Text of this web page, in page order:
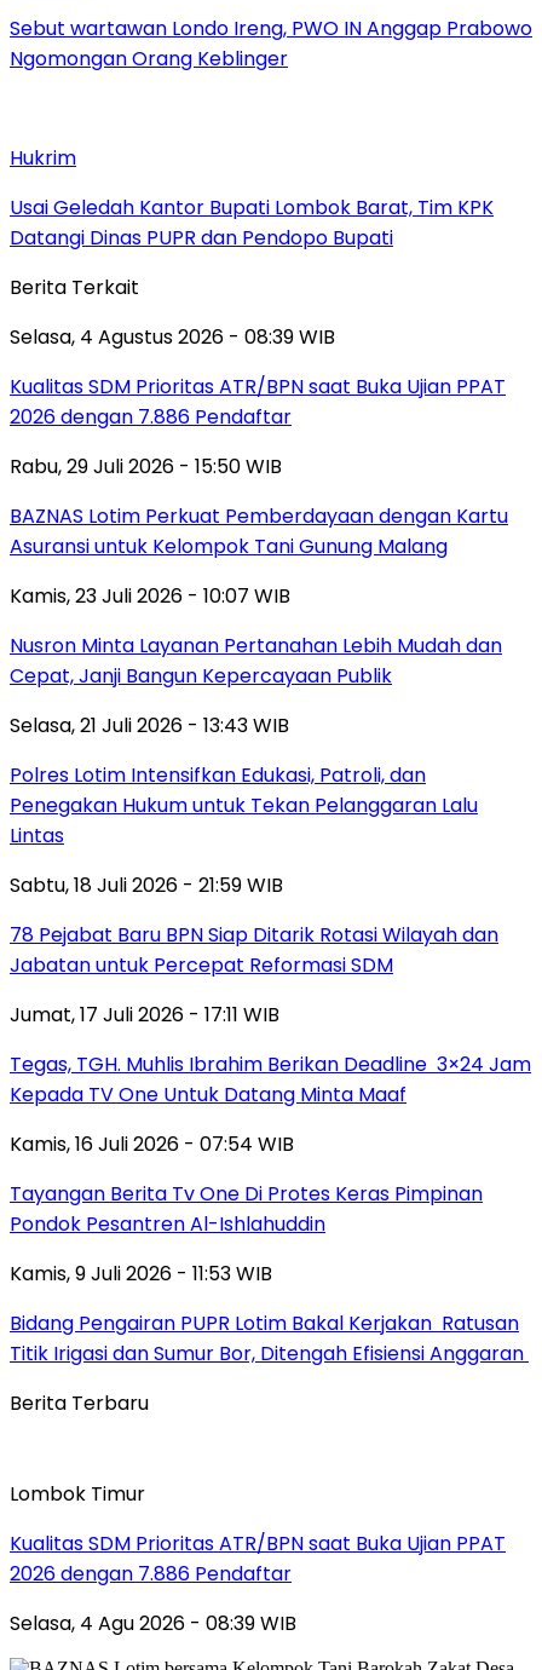
Sebut wartawan Londo Ireng, PWO IN Anggap Prabowo
Ngomongan Orang Keblinger
Hukrim
Usai Geledah Kantor Bupati Lombok Barat, Tim KPK
Datangi Dinas PUPR dan Pendopo Bupati
Berita Terkait
Selasa, 4 Agustus 2026 - 08:39 WIB
Kualitas SDM Prioritas ATR/BPN saat Buka Ujian PPAT
2026 dengan 7.886 Pendaftar
Rabu, 29 Juli 2026 - 15:50 WIB
BAZNAS Lotim Perkuat Pemberdayaan dengan Kartu
Asuransi untuk Kelompok Tani Gunung Malang
Kamis, 23 Juli 2026 - 10:07 WIB
Nusron Minta Layanan Pertanahan Lebih Mudah dan
Cepat, Janji Bangun Kepercayaan Publik
Selasa, 21 Juli 2026 - 13:43 WIB
Polres Lotim Intensifkan Edukasi, Patroli, dan
Penegakan Hukum untuk Tekan Pelanggaran Lalu
Lintas
Sabtu, 18 Juli 2026 - 21:59 WIB
78 Pejabat Baru BPN Siap Ditarik Rotasi Wilayah dan
Jabatan untuk Percepat Reformasi SDM
Jumat, 17 Juli 2026 - 17:11 WIB
Tegas, TGH. Muhlis Ibrahim Berikan Deadline 3×24 Jam
Kepada TV One Untuk Datang Minta Maaf
Kamis, 16 Juli 2026 - 07:54 WIB
Tayangan Berita Tv One Di Protes Keras Pimpinan
Pondok Pesantren Al-Ishlahuddin
Kamis, 9 Juli 2026 - 11:53 WIB
Bidang Pengairan PUPR Lotim Bakal Kerjakan Ratusan
Titik Irigasi dan Sumur Bor, Ditengah Efisiensi Anggaran
Berita Terbaru
Lombok Timur
Kualitas SDM Prioritas ATR/BPN saat Buka Ujian PPAT
2026 dengan 7.886 Pendaftar
Selasa, 4 Agu 2026 - 08:39 WIB